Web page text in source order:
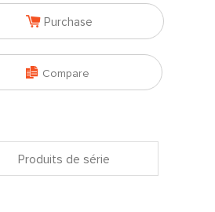
 Purchase
 Compare
Produits de série